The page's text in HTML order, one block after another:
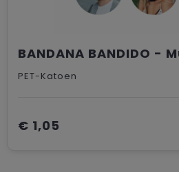
PET-Katoen
€ 1,05